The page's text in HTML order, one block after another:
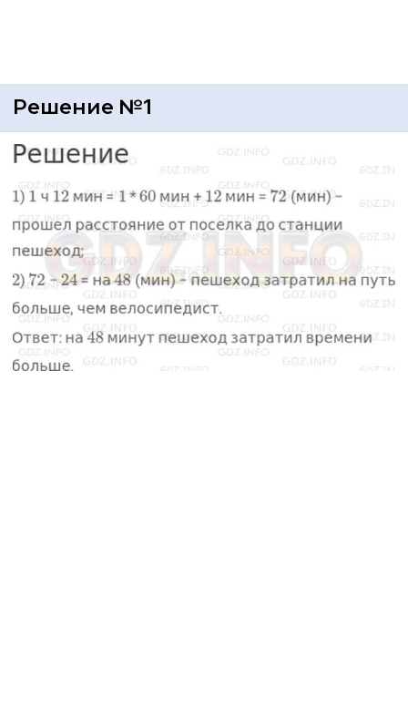
Решение №1